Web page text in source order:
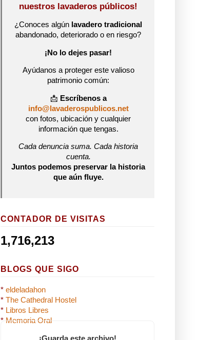
nuestros lavaderos públicos!
¿Conoces algún lavadero tradicional
abandonado, deteriorado o en riesgo?
¡No lo dejes pasar!
Ayúdanos a proteger este valioso
patrimonio común:
📩 Escríbenos a
info@lavaderospublicos.net
con fotos, ubicación y cualquier
información que tengas.
Cada denuncia suma. Cada historia
cuenta.
Juntos podemos preservar la historia
que aún fluye.
CONTADOR DE VISITAS
1,716,213
BLOGS QUE SIGO
* eldeladahon
* The Cathedral Hostel
* Libros Libres
* Memoria Oral